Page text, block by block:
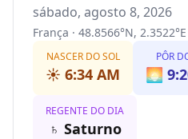
sábado, agosto 8, 2026
França · 48.8566°N, 2.3522°E
NASCER DO SOL
☀️ 6:34 AM
PÔR
🌅
REGENTE DO DIA
♄ Saturno